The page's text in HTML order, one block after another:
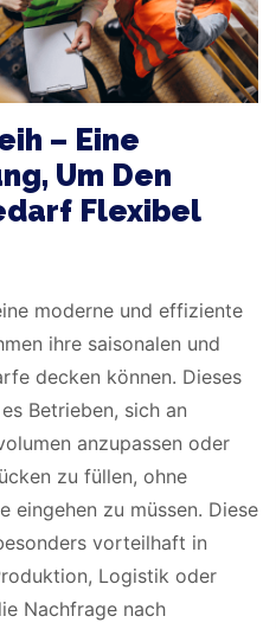
– Eine
Um Den
Flexibel
moderne und effiziente
ihre saisonalen und
decken können. Dieses
Betrieben, sich an
anzupassen oder
zu füllen, ohne
zu müssen. Diese
vorteilhaft in
Logistik oder
Nachfrage nach